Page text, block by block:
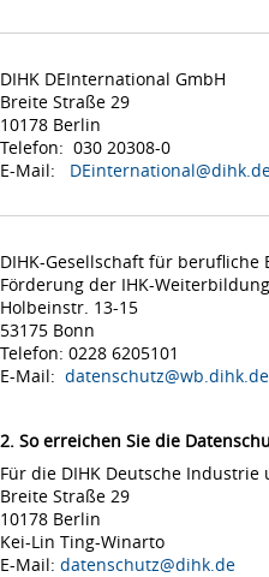
DIHK DEInternational GmbH
Breite Straße 29
10178 Berlin
Telefon: 030 20308-0
E-Mail:
DIHK-Gesellschaft für
Förderung der IHK-
Holbeinstr. 13-15
53175 Bonn
Telefon: 0228 6205101
E-Mail: datenschutz@wb.dihk.de
2. So erreichen Sie die
Für die DIHK Deutsche
Breite Straße 29
10178 Berlin
Kei-Lin Ting-Winarto
E-Mail: datenschutz@dihk.de